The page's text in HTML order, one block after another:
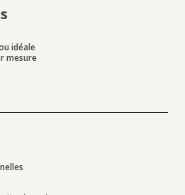
idéale
mesure